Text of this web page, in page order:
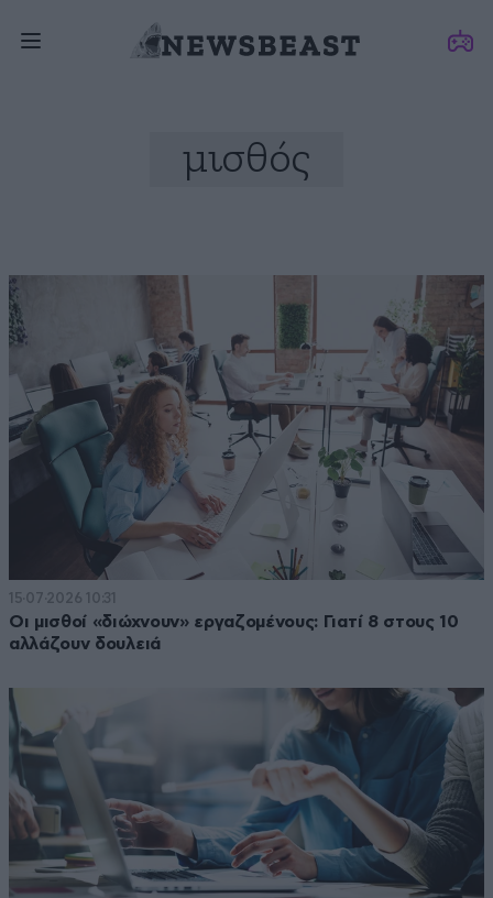
μισθός
15·07·2026 10:31
Οι μισθοί «διώχνουν» εργαζομένους: Γιατί 8 στους 10
αλλάζουν δουλειά